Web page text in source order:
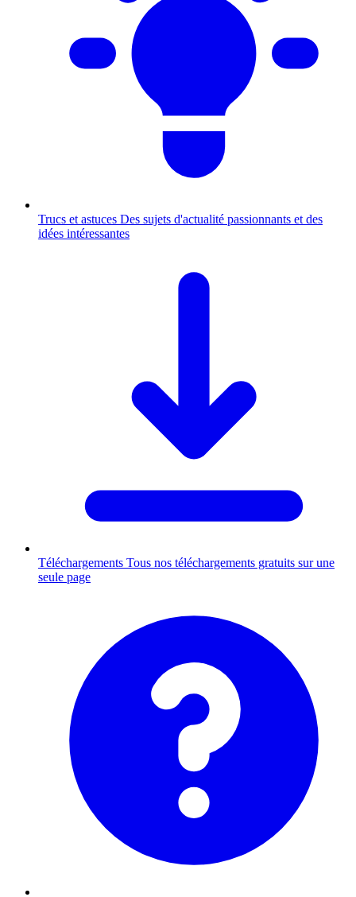
Trucs et astuces Des sujets d'actualité passionnants et des
idées intéressantes
Téléchargements Tous nos téléchargements gratuits sur une
seule page